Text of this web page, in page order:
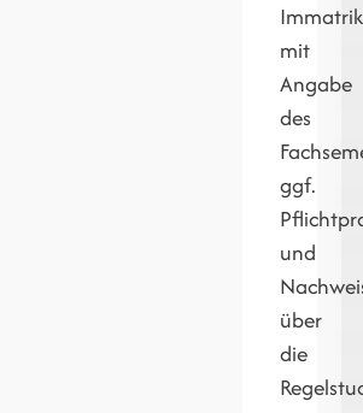
mit
Angabe
des
ggf.
und
über
die